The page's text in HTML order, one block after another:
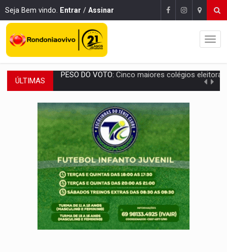
Seja Bem vindo. Entrar / Assinar
ÚLTIMAS Largada foi dada e candidatos ao Governo de RO
SOB SUSPEITA:Entrega de 286 máquinas em Rondônia coincide com
ARTIGO:Reter até 50% no distrato imobiliário é legal, mas não pode
DO HOSPITAL AO CAMPO: Veja as mais de 200 ações de Marcos
EXPANSÃO:Grupo Nova Era amplia presença em PVH e transforma Aramix
ROTA GLOBAL:PCC amplia presença internacional e transforma Brasil em
CONEXÃO RONDONIAOVIVO:Museólogo Antônio Ocampo conduz a história de
EXTENSÃO DE DANOS:Ferroviários pedem ao Iphan recuperação de área